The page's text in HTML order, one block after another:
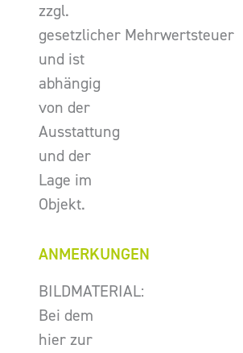
zzgl.
gesetzlicher Mehrwertsteuer
und ist
abhängig
von der
Ausstattung
und der
Lage im
Objekt.
ANMERKUNGEN
BILDMATERIAL:
Bei dem
hier zur